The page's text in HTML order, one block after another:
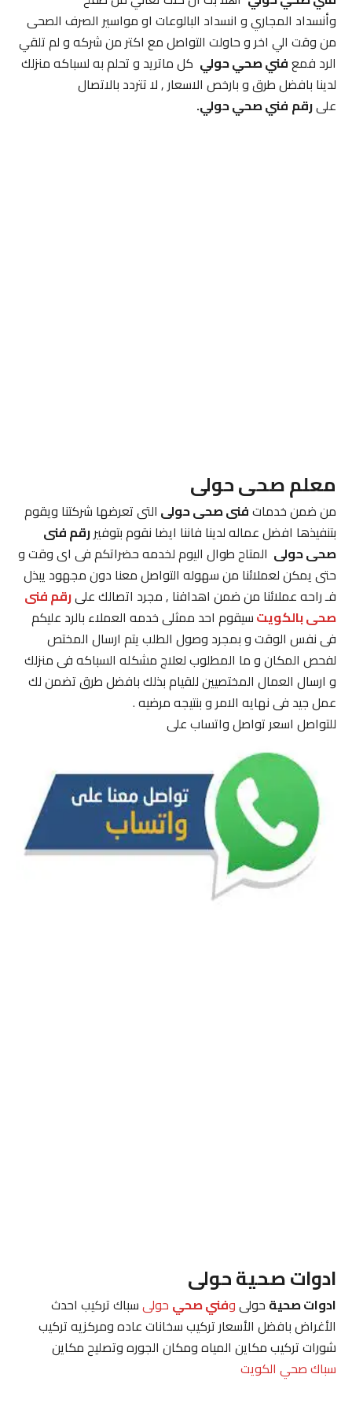
وأنسداد المجاري و انسداد البالوعات او مواسير الصرف الصحى
من وقت الي اخر و حاولت التواصل مع اكتر من شركه و لم تلقي
الرد فمعفني صحي حوليكل ماتريد و تحلم به لسباكه منزلك
لدينا بافضل طرق و بارخص الاسعار , لا تتردد بالاتصال
علىرقمفني صحي حولي.
معلم صحى حولى
من ضمن خدماتفنى صحى حولىالتى تعرضها شركتنا ويقوم
بتنفيذها افضل عماله لدينا فاننا ايضا نقوم بتوفيررقم فنى
صحى حولىالمتاح طوال اليوم لخدمه حضراتكم فى اى وقت و
حتى يمكن لعملائنا من سهوله التواصل معنا دون مجهود يبذل
فـ راحه عملائنا من ضمن اهدافنا , مجرد اتصالك علىرقم فنى
صحى بالكويتسيقوم احد ممثلى خدمه العملاء بالرد عليكم
فى نفس الوقت و بمجرد وصول الطلب يتم ارسال المختص
لفحص المكان و ما المطلوب لعلاج مشكله السباكه فى منزلك
و ارسال العمال المختصيين للقيام بذلك بافضل طرق تضمن لك
عمل جيد فى نهايه الامر و بنتيجه مرضيه .
للتواصل اسعر تواصل واتساب على
ادوات صحية حولى
ادوات صحيةحولىوفني صحيحولىسباك تركيب احدث
الأغراض بافضل الأسعار تركيب سخانات عاده ومركزيه تركيب
شورات تركيب مكاين المياه ومكان الجوره وتصليح مكاين
سباك صحي الكويت